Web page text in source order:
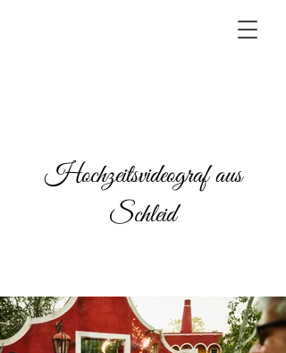
Hochzeitsvideograf aus
Schleid